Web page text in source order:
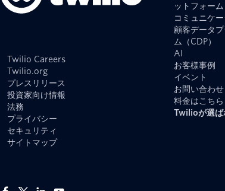
Twilio Careers
Twilio.org
プレスリリース
投資家向け情報
法務
プライバシー
セキュリティ
サイトマップ
ットフォーム
コミュニケ
顧客データ
ム（CDP）
AI
お客様事例
イベント
お問い合わせ
料金はこちら
Twilioが選ば